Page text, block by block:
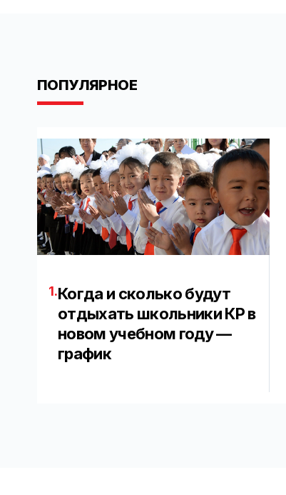
ПОПУЛЯРНОЕ
1.Когда и сколько будут
отдыхать школьники КР в
новом учебном году —
график